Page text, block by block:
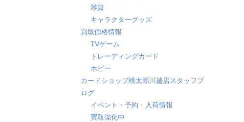
雑貨
キャラクターグッズ
買取価格情報
TVゲーム
トレーディングカード
ホビー
カードショップ桃太郎川越店スタッフブ
ログ
イベント・予約・入荷情報
買取強化中